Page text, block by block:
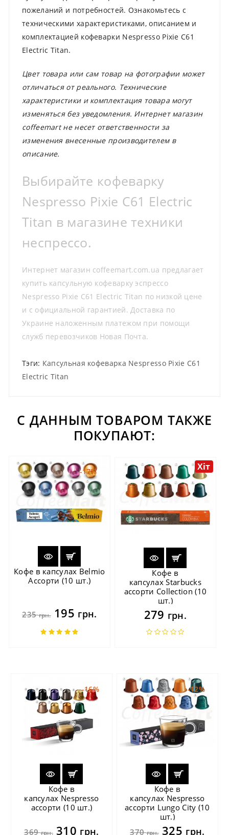
пожеланий и потребностей. Ознакомьтесь с
техническими характеристиками, описанием и
комплектацией кофеварки Nespresso Pixie C61
Electric Titan.
Цвет товара или сам товар на фотографии может
отличаться от реального. Технические
характеристики и комплектация товара могут
изменяться без уведомления. Интернет магазин
coffeemart не несет ответственности за
изменения внесенные производителем в
описание.
Выбирайте кофеварку
Nespresso Pixie C61 Electric
Titan в магазине техники
неспрессо.
Интернет магазин coffeemart.com.ua предлагает
купить капсульную кофеварку эспрессо
Nespresso Pixie C61 Electric Titan по низкой цене
и с официальной гарантией. Доставка по
Украине наложенным платежом при помощи
служб перевозчиков Новая Почта.
Тэги: Капсульная кофеварка Nespresso Pixie C61
Electric Titan
С ДАННЫМ ТОВАРОМ ТАКЖЕ
ПОКУПАЮТ:
-17%
Кофе в капсулах Belmio
Ассорти (10 шт.)
235грн.195 грн.
Хіт
Кофе в
капсулах Starbucks
ассорти Collection (10
шт.)
279 грн.
-16%
Кофе в
капсулах Nespresso
ассорти (10 шт.)
369грн.310 грн.
-12%
Кофе в
капсулах Nespresso
ассорти Lungo City (10
шт.)
370грн.325 грн.